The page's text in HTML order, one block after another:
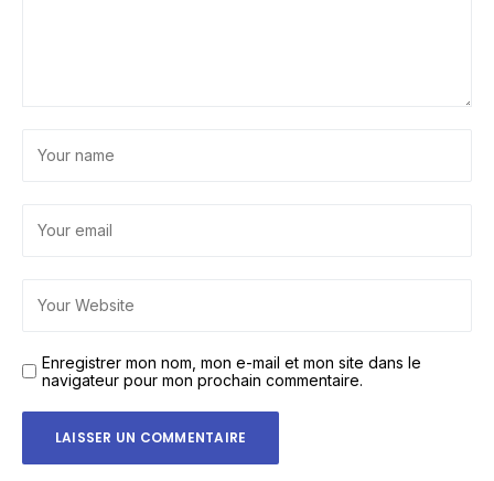
Enregistrer mon nom, mon e-mail et mon site dans le
navigateur pour mon prochain commentaire.